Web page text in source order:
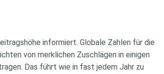
informiert. Globale Zahlen für die
von merklichen Zuschlägen in einigen
Das führt wie in fast jedem Jahr zu